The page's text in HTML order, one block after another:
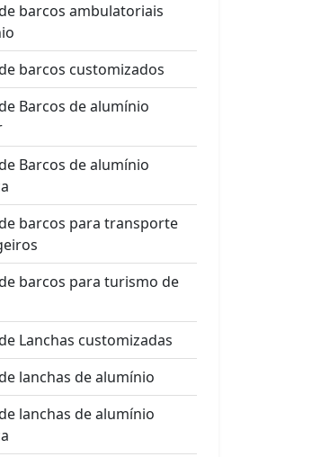
barcos ambulatoriais
barcos customizados
Barcos de alumínio
Barcos de alumínio
barcos para transporte
barcos para turismo de
Lanchas customizadas
lanchas de alumínio
lanchas de alumínio